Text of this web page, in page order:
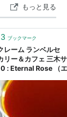
もっと見る
ブックマーク
レーム ランベルセ
リー＆カフェ 三
: Eternal Rose （